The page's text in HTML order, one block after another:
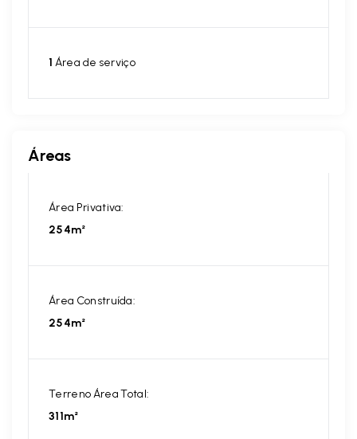
1 Área de serviço
Áreas
Área Privativa:
254m²
Área Construída:
254m²
Terreno Área Total:
311m²